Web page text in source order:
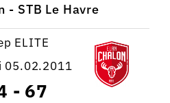
- STB Le Havre
ELITE
05.02.2011
- 67